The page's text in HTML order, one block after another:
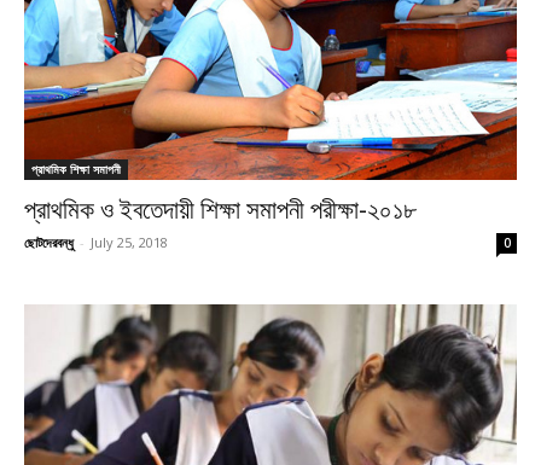
প্রাথমিক শিক্ষা সমাপনী
প্রাথমিক ও ইবতেদায়ী শিক্ষা সমাপনী পরীক্ষা-২০১৮
ছোটদেরবন্ধু - July 25, 2018 0